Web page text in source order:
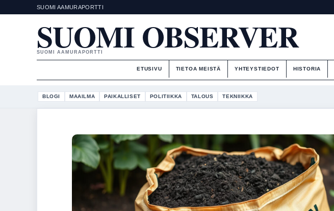
SUOMI AAMURAPORTTI
SUOMI OBSERVER
SUOMI AAMURAPORTTI
ETUSIVU TIETOA MEISTÄ YHTEYSTIEDOT HISTORIA
BLOGI MAAILMA PAIKALLISET POLITIIKKA TALOUS TEKNIIKKA